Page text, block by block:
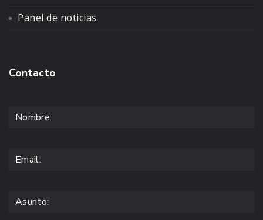
Panel de noticias
Contacto